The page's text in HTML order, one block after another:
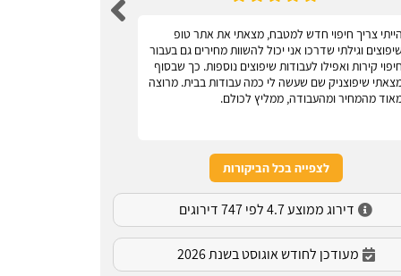
הייתי צריך חיפוי חדש למטבח, מצאתי את אתר טופ
שיפוצים וגילתי שדרכו אני יכול להשוות מחירים גם בעבור
חיפוי קירות ואפילו לעבודות שיפוצים נוספות. כך שבסוף
שיפוצניק שם שעשה לי כמה עבודות בבית. מרוצה
מהמחיר ומהעבודה, ממליץ לכולם.
לצפייה בכל הביקורות
דירוג ממוצע 4.7 לפי 747 דירוגים
מעודכן לחודש אוגוסט בשנת 2026